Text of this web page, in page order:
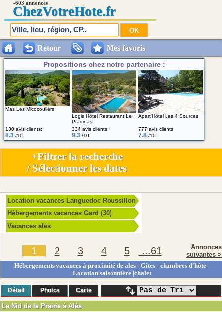
Propositions chez notre partenaire :
Mas Les Micocouliers
Logis Hôtel Restaurant Le
Pradinas
Apart'Hôtel Les 4 Sources
130 avis clients:
8.3 /10
334 avis clients:
9.3 /10
777 avis clients:
7.8 /10
Retour Mes favoris
-603 annonces
ChezVotreHote.fr
Location vacances Languedoc Roussillon
Hébergements vacances Gard (30)
Vacances ales
1 2 3 4 5 ...61
Annonces
suivantes >
Hébergements vacances à proximité de ales - Gîtes - chambres d'hôte -
Location saisonnière |chalet
Détail Photos Carte
Le Nid de la Prairie à Alès
+Filtrer la recherche
/ Sélectionner les dates